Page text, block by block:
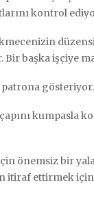
kontrol
Bir başka işçiye
kumpasla
önemsiz bir
itiraf ettirmek